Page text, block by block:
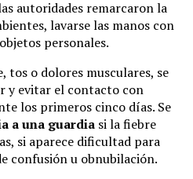
autoridades remarcaron la
lavarse las manos con
personales.
o dolores musculares, se
y evitar el contacto con
los primeros cinco días. Se
a una guardia si la fiebre
si aparece dificultad para
confusión u obnubilación.